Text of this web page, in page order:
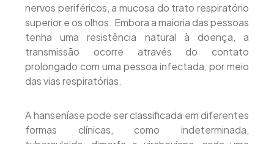
nervos periféricos, a mucosa do trato respiratório
superior e os olhos. Embora a maioria das pessoas
tenha uma resistência natural à doença, a
transmissão ocorre através do contato
prolongado com uma pessoa infectada, por meio
das vias respiratórias.
A hanseníase pode ser classificada em diferentes
formas clínicas, como indeterminada,